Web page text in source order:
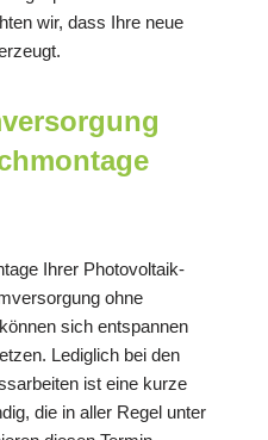
wir, dass Ihre neue
Ihrer Photovoltaik-
ohne
sich entspannen
Lediglich bei den
ist eine kurze
die in aller Regel unter